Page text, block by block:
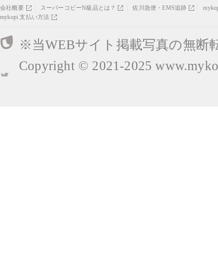
会社概要 スーパーコピーN級品とは？ 佐川急便・EMS追跡
mykopi 支払い方法
※当WEBサイト掲載写真の無断
Copyright © 2021-2025